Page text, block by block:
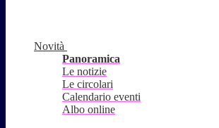
Novità
Panoramica
Le notizie
Le circolari
Calendario eventi
Albo online